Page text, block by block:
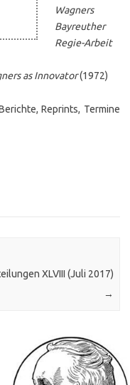
Wagners
Bayreuther
Regie-Arbeit
as Innovator(1972)
Reprints, Termine
XLVIII (Juli 2017)
→